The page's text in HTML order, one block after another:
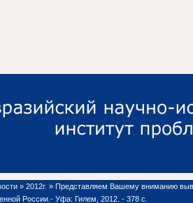
» 2012г. » Представляем Вашему вниманию
России.- Уфа: Гилем, 2012. - 378 с.